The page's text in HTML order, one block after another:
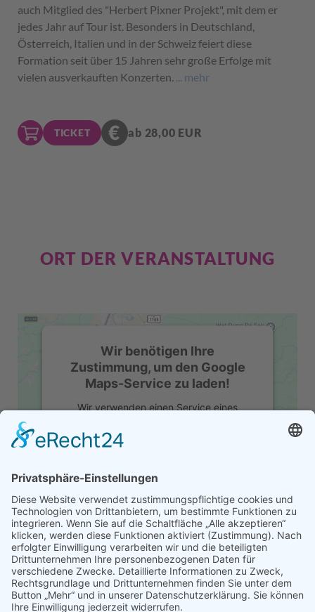
auch Mitglied des "Herbert Pixner Projekt", mit dem er
jedes Jahr auf Tour ist. Besonders in Deutschland,
Österreich, Italien und in der Schweiz feiert diese
Formation seit über 15 Jahren sehr große Erfolge mit
vielen ausverkauften Konzerten. ... mehr
TICKET ab 28,00 EUR
ORT DER VERANSTALTUNG
Wir benötigen Ihre
Zustimmung, um den Google
Maps-Service zu laden!
Wir verwenden einen Service eines
einzubetten. Dieser Service kann Daten zu
Ihren Aktivitäten sammeln. Bitte lesen Sie
Nutzung des Service zu, um diese Karte
anzuzeigen.
Mehr Informationen
Akzeptieren
powered byUsercentrics Consent
Management Platform&eRecht24
ROUTENPLANER